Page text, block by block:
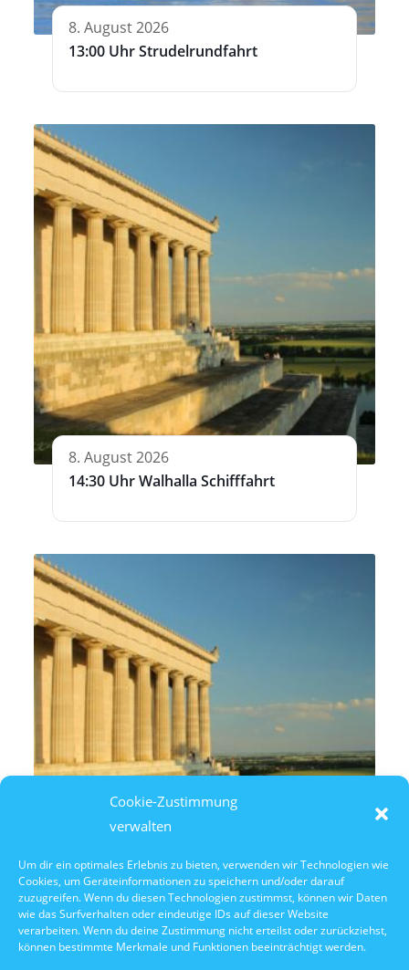
Cookie-Zustimmung
verwalten
Um dir ein optimales Erlebnis zu bieten, verwenden wir Technologien wie
Cookies, um Geräteinformationen zu speichern und/oder darauf
zuzugreifen. Wenn du diesen Technologien zustimmst, können wir Daten
wie das Surfverhalten oder eindeutige IDs auf dieser Website
verarbeiten. Wenn du deine Zustimmung nicht erteilst oder zurückziehst,
können bestimmte Merkmale und Funktionen beeinträchtigt werden.
8. August 2026
13:00 Uhr Strudelrundfahrt
8. August 2026
14:30 Uhr Walhalla Schifffahrt
10. Oktober 2026
10:30 Uhr Walhalla Schifffahrt